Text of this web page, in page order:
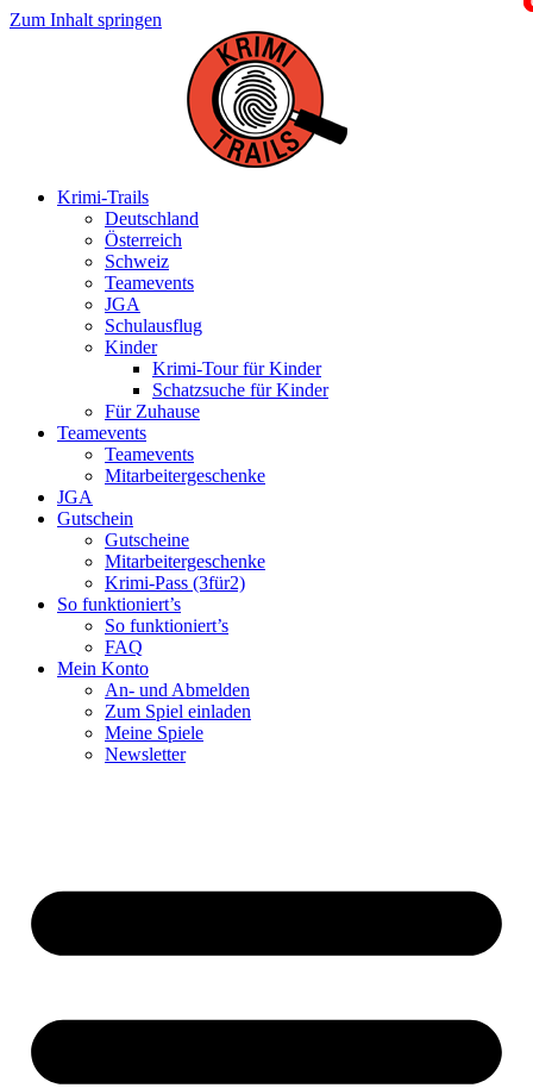
Zum Inhalt springen
Krimi-Trails
Deutschland
Österreich
Schweiz
Teamevents
JGA
Schulausflug
Kinder
Krimi-Tour für Kinder
Schatzsuche für Kinder
Für Zuhause
Teamevents
Teamevents
Mitarbeitergeschenke
JGA
Gutschein
Gutscheine
Mitarbeitergeschenke
Krimi-Pass (3für2)
So funktioniert’s
So funktioniert’s
FAQ
Mein Konto
An- und Abmelden
Zum Spiel einladen
Meine Spiele
Newsletter